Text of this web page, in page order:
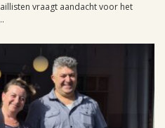
vraagt aandacht voor het